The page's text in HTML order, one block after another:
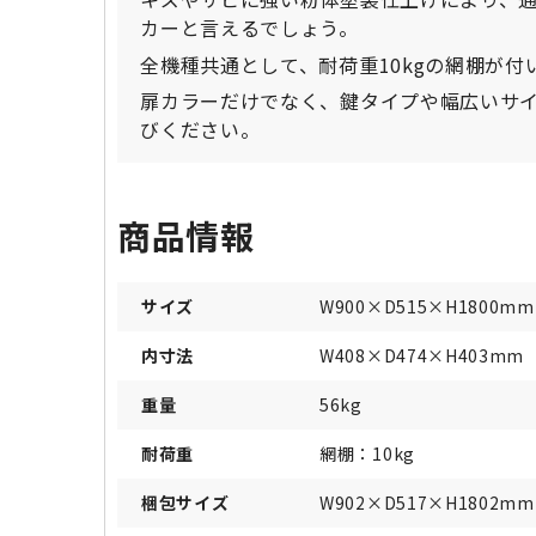
カーと言えるでしょう。
全機種共通として、耐荷重10kgの網棚が
扉カラーだけでなく、鍵タイプや幅広いサ
びください。
商品情報
サイズ W900×D515×H1800mm
内寸法 W408×D474×H403mm
重量 56kg
耐荷重 網棚：10kg
梱包サイズ W902×D517×H1802mm